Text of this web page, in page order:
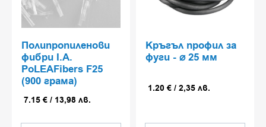
Системи, които комбинират
еластичност, водоустойчивост и
UV стабилност за третиране на
бетонни и битумни
повърхности. Подходящи за
външна експлоатация при
температурни колебания и
Полипропиленови
фибри I.A.
PoLEAFibers F25
(900 грама)
7.15 € / 13,98 лв.
Кръгъл профил за
фуги - ⌀ 25 мм
1.20 € / 2,35 лв.